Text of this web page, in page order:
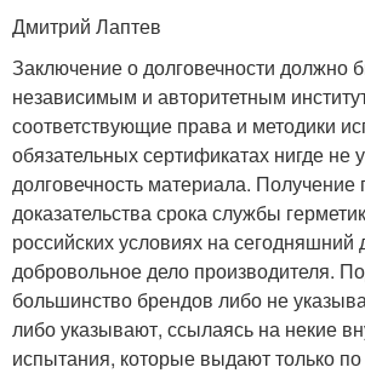
Дмитрий Лаптев
Заключение о долговечности должно
независимым и авторитетным
соответствующие права и методики
обязательных сертификатах нигде не
долговечность материала. Получение
доказательства срока службы
российских условиях на сегодняшний
добровольное дело производителя.
большинство брендов либо не
либо указывают, ссылаясь на некие
испытания, которые выдают только по